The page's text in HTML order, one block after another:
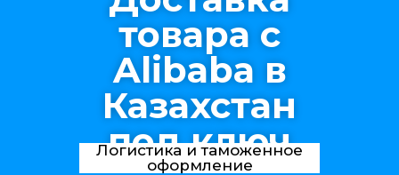
товара с
Alibaba в
Казахстан
под ключ
Логистика и таможенное
оформление